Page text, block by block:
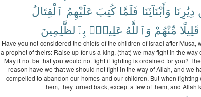
دِيَٰرِنَا وَأَبْنَآئِنَا فَلَمَّا كُتِبَ عَلَيْهِمُ ٱلْقِتَالُ
قَلِيلًا مِّنْهُمْ وَٱللَّهُ عَلِيمٌۢ بِٱلظَّٰلِمِينَ
Have you not considered the chiefs of the children of Israel after Musa,
a prophet of theirs: Raise up for us a king, (that) we may fight in the way
May it not be that you would not fight if fighting is ordained for you?
reason have we that we should not fight in the way of Allah, and we
compelled to abandon our homes and our children. But when fighting
them, they turned back, except a few of them, and Allah